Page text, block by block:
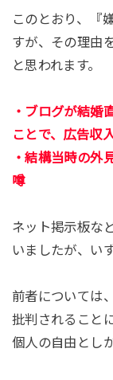
このとおり、『
すが、その理由
と思われます。
・ブログが結婚
ことで、広告収
・結構当時の外
噂
ネット掲示板な
いましたが、い
前者については
批判されること
個人の自由とし